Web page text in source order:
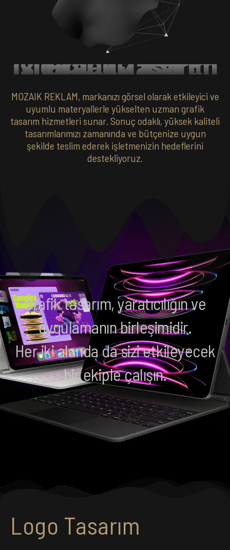
İşletmeniz İçin En İyi Grafik Tasarım
Hizmetleri.
MOZAIK REKLAM, markanızı görsel olarak etkileyici ve
uyumlu materyallerle yükselten uzman grafik
tasarım hizmetleri sunar. Sonuç odaklı, yüksek kaliteli
tasarımlarımızı zamanında ve bütçenize uygun
şekilde teslim ederek işletmenizin hedeflerini
destekliyoruz.
Grafik tasarım, yaratıcılığın ve
uygulamanın birleşimidir.
Her iki alanda da sizi etkileyecek
bir ekiple çalışın.
Logo Tasarım